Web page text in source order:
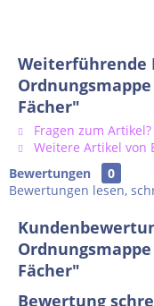
Weiterführende
Fächer"
Fragen zum Artikel?
Weitere Artikel von
Bewertungen
0
Bewertungen lesen,
Fächer"
Bewertung